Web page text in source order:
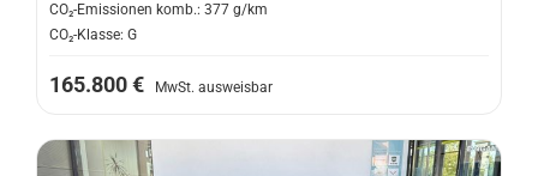
CO₂-Emissionen komb.: 377 g/km
CO₂-Klasse: G
165.800 € MwSt. ausweisbar